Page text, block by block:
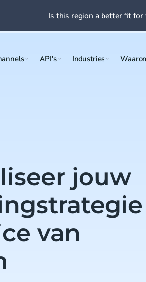
API's Industries
jouw
van
Is this region a better fit for